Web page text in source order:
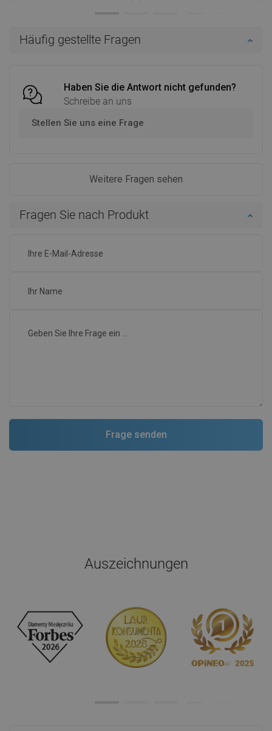
Häufig gestellte Fragen
Haben Sie die Antwort nicht gefunden?
Schreibe an uns
Stellen Sie uns eine Frage
Weitere Fragen sehen
Fragen Sie nach Produkt
Auszeichnungen